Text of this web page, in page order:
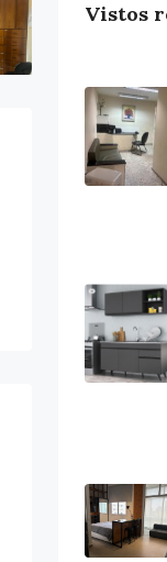
Vistos